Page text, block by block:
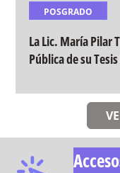
POSGRADO
La Lic. María Pilar
Pública de su